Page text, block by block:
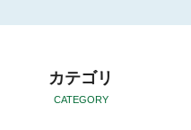
カテゴリ
CATEGORY